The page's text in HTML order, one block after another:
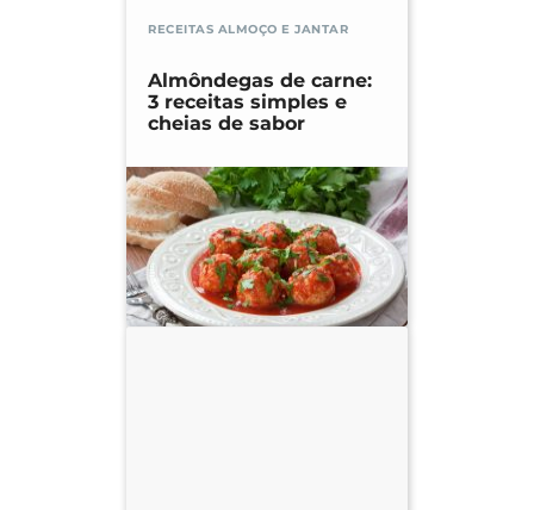
RECEITAS ALMOÇO E JANTAR
Almôndegas de carne:
3 receitas simples e
cheias de sabor